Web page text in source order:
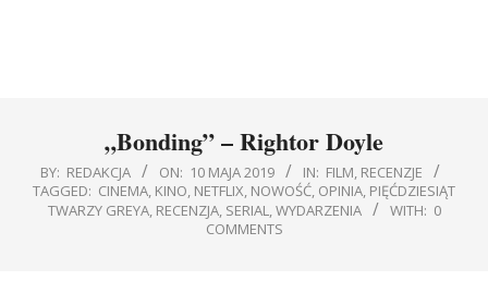
„Bonding” – Rightor Doyle
BY: REDAKCJA ON: 10 MAJA 2019 IN: FILM, RECENZJE
TAGGED: CINEMA, KINO, NETFLIX, NOWOŚĆ, OPINIA, PIĘĆDZIESIĄT
TWARZY GREYA, RECENZJA, SERIAL,WYDARZENIA WITH: 0
COMMENTS